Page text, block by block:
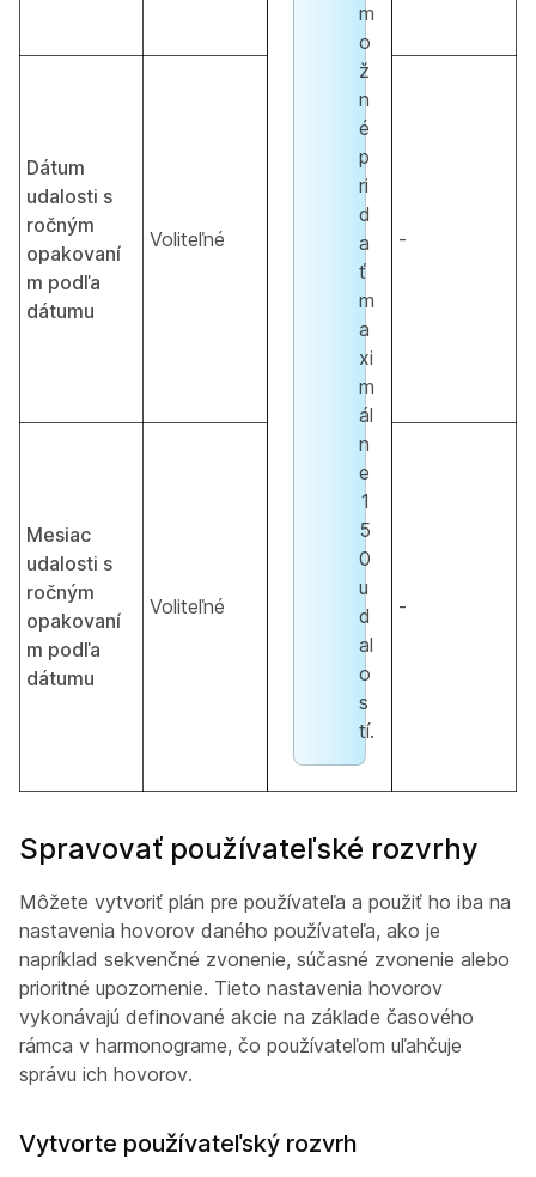
m
o
ž
n
é
p
ri
d
a
ť
m
a
xi
m
ál
n
e
1
5
0
u
d
al
o
s
tí.
Dátum
udalosti s
ročným
opakovaní
m podľa
dátumu
Voliteľné -
Mesiac
udalosti s
ročným
opakovaní
m podľa
dátumu
Voliteľné -
Spravovať používateľské rozvrhy
Môžete vytvoriť plán pre používateľa a použiť ho iba na
nastavenia hovorov daného používateľa, ako je
napríklad sekvenčné zvonenie, súčasné zvonenie alebo
prioritné upozornenie. Tieto nastavenia hovorov
vykonávajú definované akcie na základe časového
rámca v harmonograme, čo používateľom uľahčuje
správu ich hovorov.
Vytvorte používateľský rozvrh